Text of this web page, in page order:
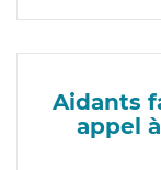
Aidants
appel